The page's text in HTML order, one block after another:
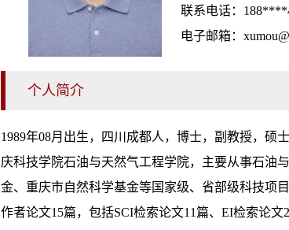
联系电话：
电子邮箱：
个人简介
1989年08月出生，四川成都人，博士，副教授，硕
庆科技学院石油与天然气工程学院，主要从事石油
金、重庆市自然科学基金等国家级、省部级科技项
作者论文15篇，包括SCI检索论文11篇、EI检索论